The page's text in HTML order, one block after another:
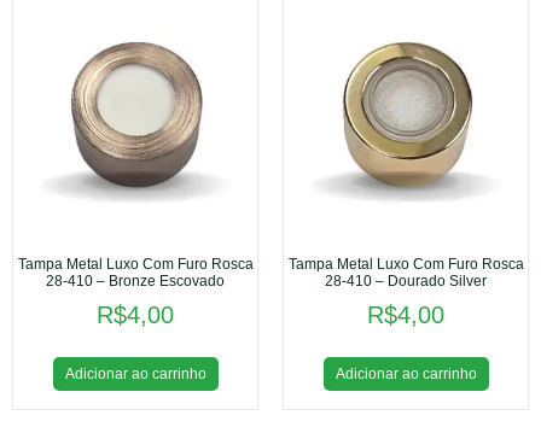
Tampa Metal Luxo Com Furo Rosca
28-410 – Bronze Escovado
R$4,00
Adicionar ao carrinho
Tampa Metal Luxo Com Furo Rosca
28-410 – Dourado Silver
R$4,00
Adicionar ao carrinho